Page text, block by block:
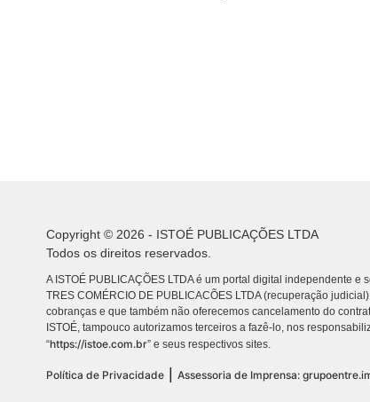
Copyright © 2026 - ISTOÉ PUBLICAÇÕES LTDA
Todos os direitos reservados.
A ISTOÉ PUBLICAÇÕES LTDA é um portal digital independente
TRES COMÉRCIO DE PUBLICACÕES LTDA (recuperação
cobranças e que também não oferecemos cancelamento do
ISTOÉ, tampouco autorizamos terceiros a fazê-lo, nos
“https://istoe.com.br” e seus respectivos sites.
Política de Privacidade Assessoria de Imprensa: